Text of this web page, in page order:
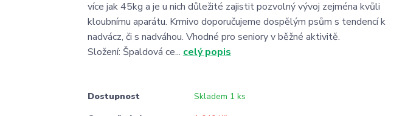
více jak 45kg a je u nich důležité zajistit pozvolný vývoj zejména kvůli
kloubnímu aparátu. Krmivo doporučujeme dospělým psům s tendencí k
nadvácz, či s nadváhou. Vhodné pro seniory v běžné aktivitě.
Složení: Špaldová ce... celý popis
Dostupnost
Skladem 1 ks